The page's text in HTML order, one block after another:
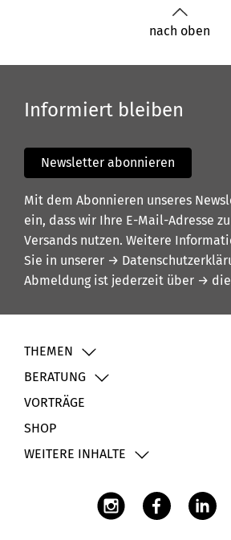
nach oben
Informiert bleiben
Newsletter abonnieren
Mit dem Abonnieren unseres
ein, dass wir Ihre E-Mail-Adresse
Versands nutzen. Weitere
Sie in unserer →
Abmeldung ist jederzeit über →
THEMEN
BERATUNG
VORTRÄGE
SHOP
WEITERE INHALTE